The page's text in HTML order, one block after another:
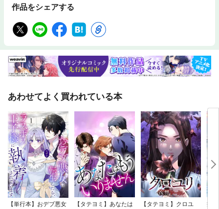
作品をシェアする
あわせてよく買われている本
【単行本】おデブ悪女
【タテヨミ】あなたは
【タテヨミ】クロユ
病